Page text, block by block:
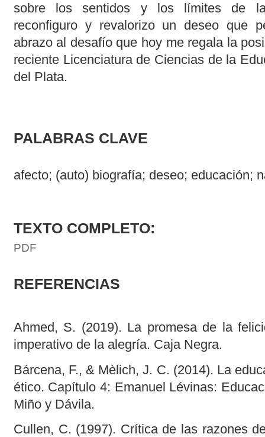
sobre los sentidos y los límites de
reconfiguro y revalorizo un deseo que
abrazo al desafío que hoy me regala la
reciente Licenciatura de Ciencias de la
del Plata.
PALABRAS CLAVE
afecto; (auto) biografía; deseo; educación;
TEXTO COMPLETO:
PDF
REFERENCIAS
Ahmed, S. (2019). La promesa de la
imperativo de la alegría. Caja Negra.
Bárcena, F., & Mèlich, J. C. (2014). La
ético. Capítulo 4: Emanuel Lévinas:
Miño y Dávila.
Cullen, C. (1997). Crítica de las razones